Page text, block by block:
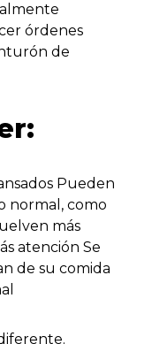
órdenes
de
Pueden
normal, como
más
atención Se
de su comida